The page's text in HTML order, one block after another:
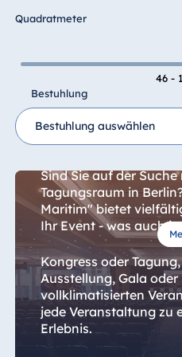
Hotel Darmstadt
Hotel Düsseldorf
Hotel Frankfurt
Schlossgarten
Fulda
Airport Hotel
Hannover
Hotel Ingolstadt
Hotel Bellevue
Kiel
Hotel Köln
Hotel
Quadratmeter
46 -
Bestuhlung
Saal Maritim A/
Sind Sie auf der
Tagungsraum in
Maritim" bietet
Ihr Event - was auch
Kongress oder
Ausstellung, Gala oder
vollklimatisierten
jede Veranstaltung zu
Erlebnis.